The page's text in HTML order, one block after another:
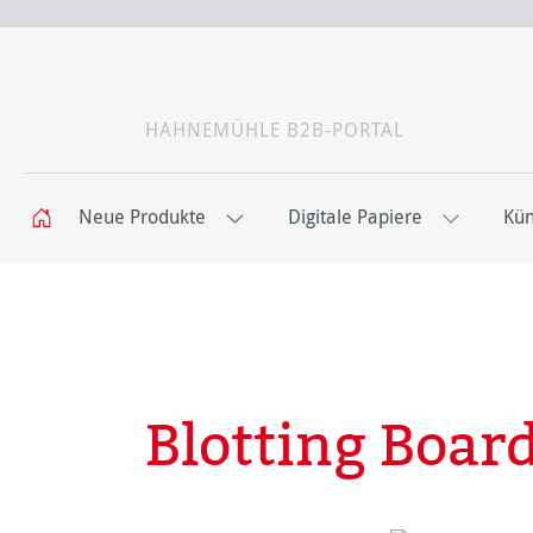
HAHNEMÜHLE B2B-PORTAL
Neue Produkte Digitale Papiere
Blotting